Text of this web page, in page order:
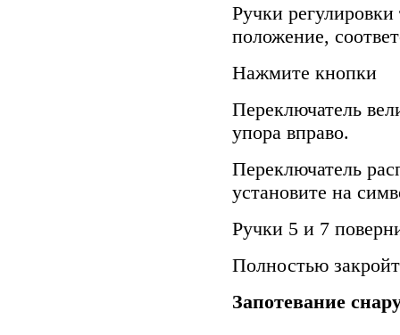
Ручки
положение,
Нажмите кнопки
Переключатель
упора вправо.
Переключатель
установите на
Ручки 5 и 7
Полностью
Запотевание